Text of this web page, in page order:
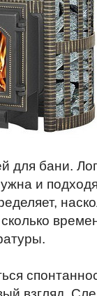
для бани.
и
,
сколько